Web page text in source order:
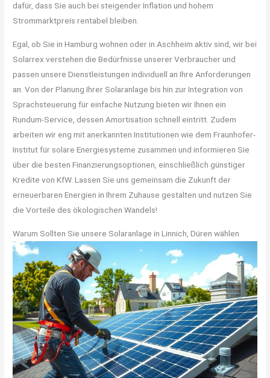
dafür, dass Sie auch bei steigender Inflation und hohem
Strommarktpreis rentabel bleiben.
Egal, ob Sie in Hamburg wohnen oder in Aschheim aktiv sind, wir bei
Solarrex verstehen die Bedürfnisse unserer Verbraucher und
passen unsere Dienstleistungen individuell an Ihre Anforderungen
an. Von der Planung Ihrer Solaranlage bis hin zur Integration von
Sprachsteuerung für einfache Nutzung bieten wir Ihnen ein
Rundum-Service, dessen Amortisation schnell eintritt. Zudem
arbeiten wir eng mit anerkannten Institutionen wie dem Fraunhofer-
Institut für solare Energiesysteme zusammen und informieren Sie
über die besten Finanzierungsoptionen, einschließlich günstiger
Kredite von KfW. Lassen Sie uns gemeinsam die Zukunft der
erneuerbaren Energien in Ihrem Zuhause gestalten und nutzen Sie
die Vorteile des ökologischen Wandels!
Warum Sollten Sie unsere Solaranlage in Linnich, Düren wählen